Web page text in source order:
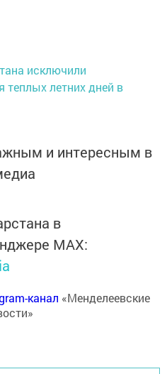
исключили
летних дней в
и интересным в
в
MАХ:
канал «Менделеевские